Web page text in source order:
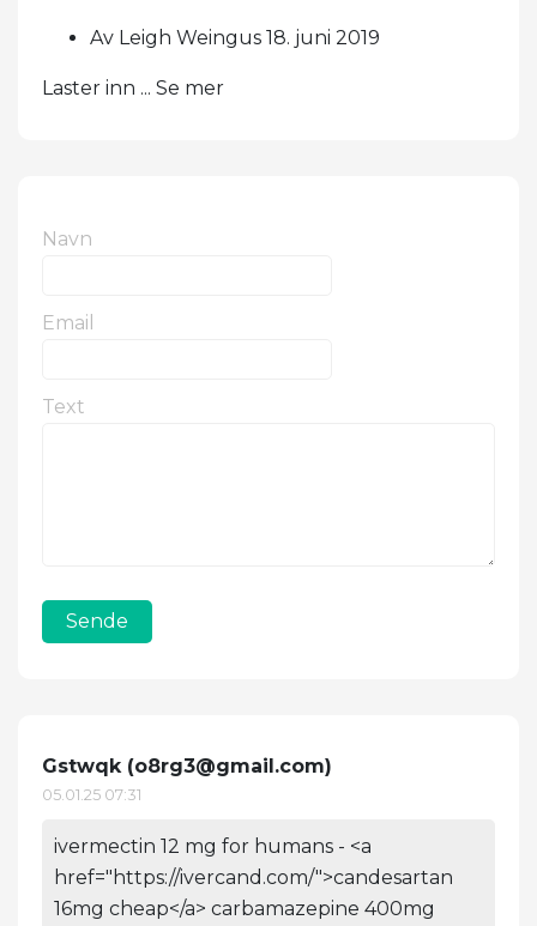
Av Leigh Weingus 18. juni 2019
Laster inn ... Se mer
Navn
Email
Text
Sende
Gstwqk (o8rg3@gmail.com)
05.01.25 07:31
ivermectin 12 mg for humans - <a
href="https://ivercand.com/">candesartan
16mg cheap</a> carbamazepine 400mg